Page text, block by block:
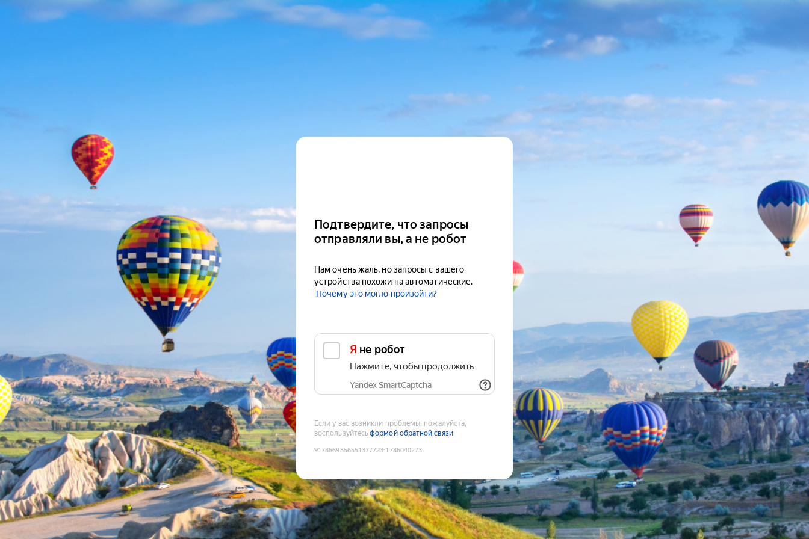
Подтвердите, что запросы
отправляли вы, а не робот
Нам очень жаль, но запросы с вашего
устройства похожи на автоматические.
Почему это могло произойти?
Я не робот
Нажмите, чтобы продолжить
Yandex SmartCaptcha
Если у вас возникли проблемы, пожалуйста,
воспользуйтесьформой обратной связи
9178669356551377723:1786040273